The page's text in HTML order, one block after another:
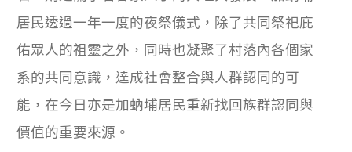
居民透過一年一度的夜祭儀式，除了共同祭祀庇
佑眾人的祖靈之外，同時也凝聚了村落內各個家
系的共同意識，達成社會整合與人群認同的可
能，在今日亦是加蚋埔居民重新找回族群認同與
價值的重要來源。